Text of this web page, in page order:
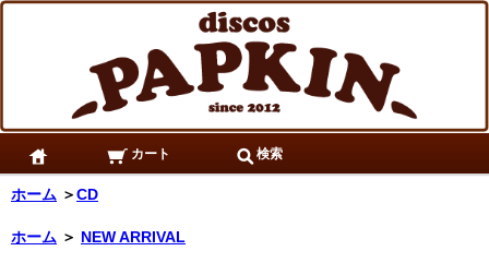
カート 検索
ホーム ＞CD
ホーム ＞ NEW ARRIVAL